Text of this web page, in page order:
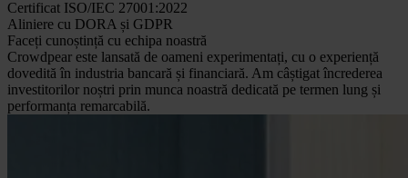
Certificat ISO/IEC 27001:2022
Aliniere cu DORA și GDPR
Faceți cunoștință cu echipa noastră
Crowdpear este lansată de oameni experimentați, cu o experiență
dovedită în industria bancară și financiară. Am câștigat încrederea
investitorilor noștri prin munca noastră dedicată pe termen lung și
performanța remarcabilă.